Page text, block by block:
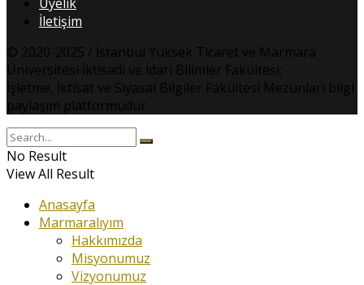
İletişim
© 2020-2025 / İstanbul Yüksek Ticaret ve Marmara
Üniversitesi İktisadi ve İdari Bilimler Fakültesi;
İşletme, İktisat ve Siyasal Bilgiler Fakültesi Mezunları bilgi
paylaşım platformudur.
No Result
View All Result
Anasayfa
Marmaralıyım
Hakkımızda
Misyonumuz
Vizyonumuz